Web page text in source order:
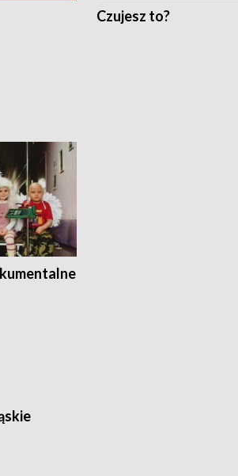
Czujesz to?